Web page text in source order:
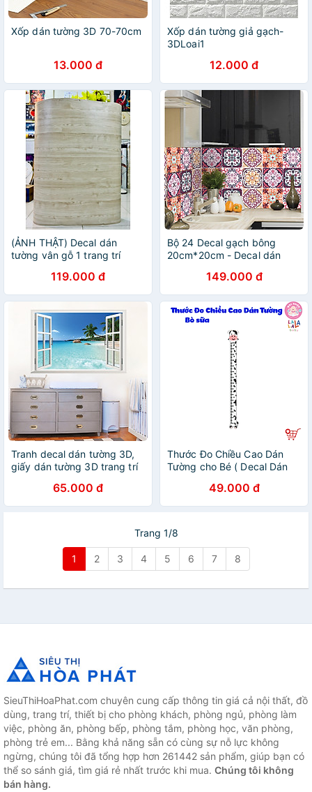
Xốp dán tường 3D 70-70cm
13.000 đ
Xốp dán tường giả gạch-
3DLoai1
12.000 đ
(ẢNH THẬT) Decal dán
tường vân gỗ 1 trang trí
119.000 đ
Bộ 24 Decal gạch bông
20cm*20cm - Decal dán
Giấy dán tường
149.000 đ
Tranh decal dán tường 3D,
giấy dán tường 3D trang trí
65.000 đ
Thước Đo Chiều Cao Dán
Tường cho Bé ( Decal Dán
Yêu - Lalala Baby
49.000 đ
Trang 1/8
1 2 3 4 5 6 7 8
SieuThiHoaPhat.com chuyên cung cấp thông tin giá cả nội thất, đồ
dùng, trang trí, thiết bị cho phòng khách, phòng ngủ, phòng làm
việc, phòng ăn, phòng bếp, phòng tắm, phòng học, văn phòng,
phòng trẻ em... Bằng khả năng sẵn có cùng sự nỗ lực không
ngừng, chúng tôi đã tổng hợp hơn 261442 sản phẩm, giúp bạn có
thể so sánh giá, tìm giá rẻ nhất trước khi mua. Chúng tôi không
bán hàng.